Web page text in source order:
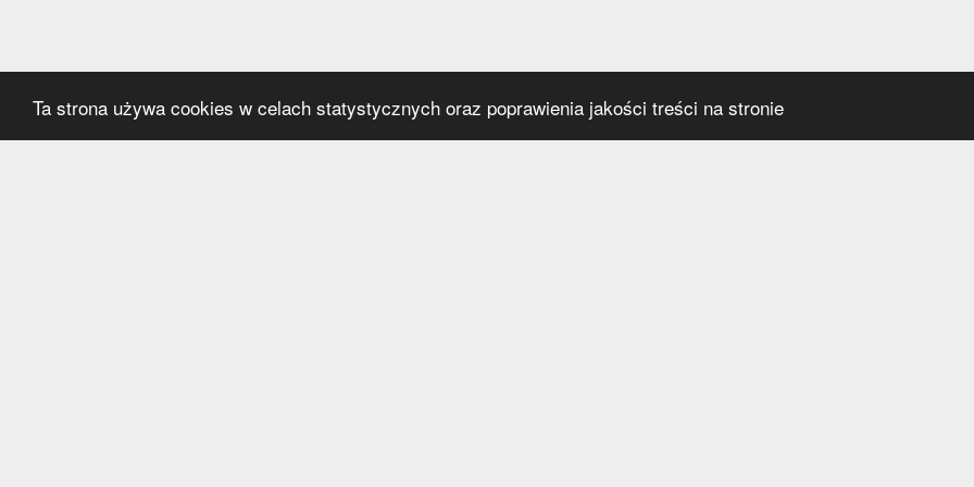
Ta strona używa cookies w celach statystycznych oraz poprawienia jakości treści na stronie